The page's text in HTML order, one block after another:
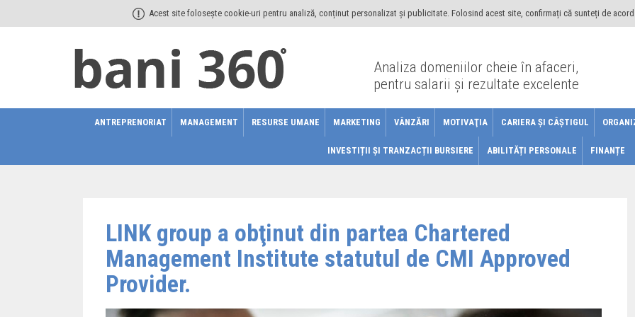
Acest site folosește cookie-uri pentru analiză, conținut personalizat și publicitate. Folosind acest site, confirmați că sunteți de
Analiza domeniilor cheie în afaceri,
pentru salarii şi rezultate excelente
ANTREPRENORIAT MANAGEMENT RESURSE UMANE MARKETING VÂNZĂRI MOTIVAŢIA CARIERA ŞI CÂŞTIGUL
INVESTIȚII ȘI TRANZACȚII BURSIERE ABILITĂȚI PERSONALE FINANȚE
LINK group a obţinut din partea Chartered
Management Institute statutul de CMI Approved
Provider.